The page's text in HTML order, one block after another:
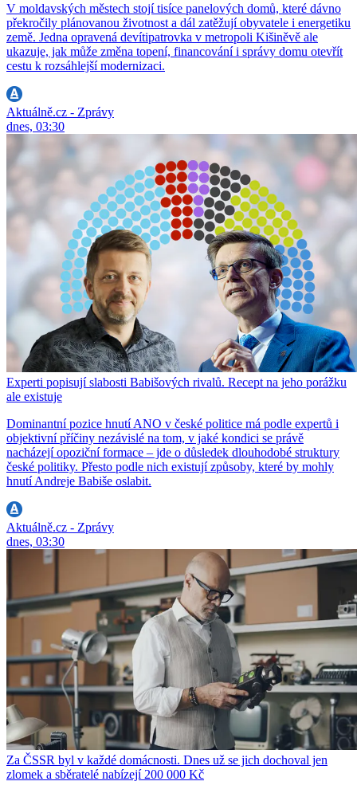
V moldavských městech stojí tisíce panelových domů, které dávno
překročily plánovanou životnost a dál zatěžují obyvatele i energetiku
země. Jedna opravená devítipatrovka v metropoli Kišiněvě ale
ukazuje, jak může změna topení, financování i správy domu otevřít
cestu k rozsáhlejší modernizaci.
Aktuálně.cz - Zprávy
dnes, 03:30
Experti popisují slabosti Babišových rivalů. Recept na jeho porážku
ale existuje
Dominantní pozice hnutí ANO v české politice má podle expertů i
objektivní příčiny nezávislé na tom, v jaké kondici se právě
nacházejí opoziční formace – jde o důsledek dlouhodobé struktury
české politiky. Přesto podle nich existují způsoby, které by mohly
hnutí Andreje Babiše oslabit.
Aktuálně.cz - Zprávy
dnes, 03:30
Za ČSSR byl v každé domácnosti. Dnes už se jich dochoval jen
zlomek a sběratelé nabízejí 200 000 Kč